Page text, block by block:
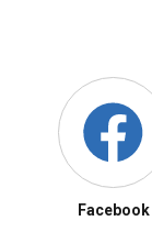
Facebook